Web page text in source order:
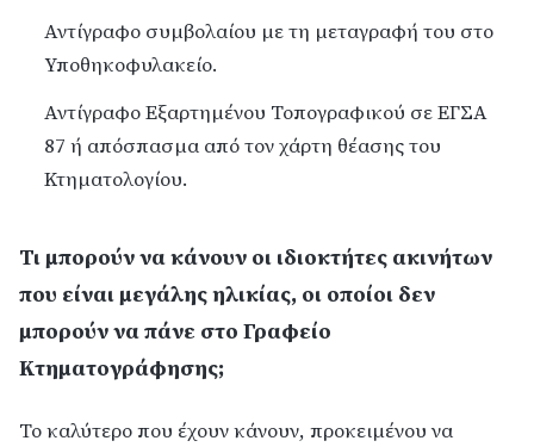
Αντίγραφο συμβολαίου με τη μεταγραφή του στο
Υποθηκοφυλακείο.
Αντίγραφο Εξαρτημένου Τοπογραφικού σε ΕΓΣΑ
87 ή απόσπασμα από τον χάρτη θέασης του
Κτηματολογίου.
Τι μπορούν να κάνουν οι ιδιοκτήτες ακινήτων
που είναι μεγάλης ηλικίας, οι οποίοι δεν
μπορούν να πάνε στο Γραφείο
Κτηματογράφησης;
Το καλύτερο που έχουν κάνουν, προκειμένου να